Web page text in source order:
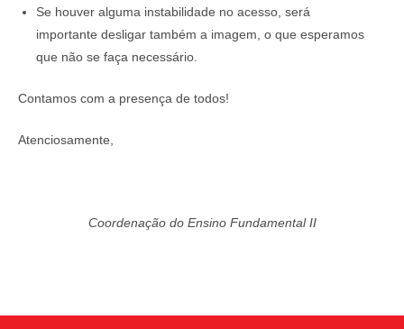
Se houver alguma instabilidade no acesso, será
importante desligar também a imagem, o que esperamos
que não se faça necessário.
Contamos com a presença de todos!
Atenciosamente,
Coordenação do Ensino Fundamental II